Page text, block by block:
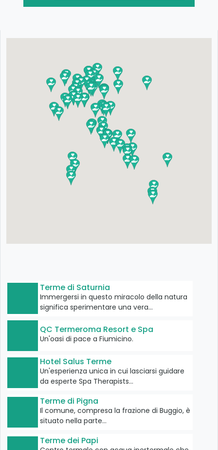
Terme di Saturnia
Immergersi in questo miracolo della natura
significa sperimentare una vera…
QC Termeroma Resort e Spa
Un'oasi di pace a Fiumicino.
Hotel Salus Terme
Un'esperienza unica in cui lasciarsi guidare
da esperte Spa Therapists…
Terme di Pigna
Il comune, compresa la frazione di Buggio, è
situato nella parte…
Terme dei Papi